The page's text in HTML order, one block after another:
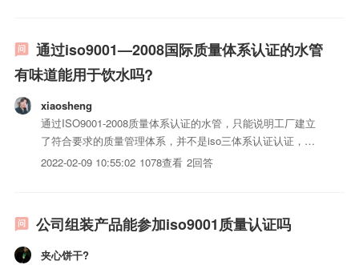
通过iso9001—2008国际质量体系认证的水管
有味道能用于饮水吗?
xiaosheng
通过ISO9001-2008质量体系认证的水管，只能说明工厂建立
了符合要求的质量管理体系，并不是iso三体系认证认证，更
不能说明iso三体系认证可以用于饮用水，这是不相关的事
2022-02-09 10:55:02 1078查看 2回答
公司组装产品能参加iso9001质量认证吗
夹心饼干?